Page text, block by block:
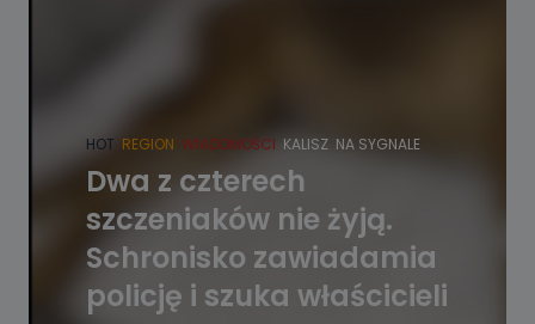
HOT REGION WIADOMOŚCI KALISZ NA SYGNALE
Dwa z czterech
szczeniaków nie żyją.
Schronisko zawiadamia
policję i szuka właścicieli